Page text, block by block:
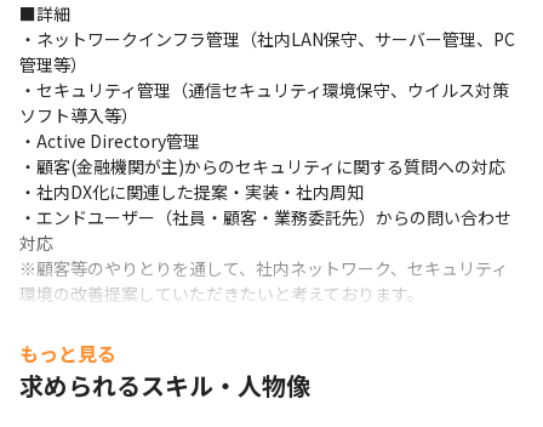
■詳細
・ネットワークインフラ管理（社内LAN保守、サーバー管理、PC
管理等）
・セキュリティ管理（通信セキュリティ環境保守、ウイルス対策
ソフト導入等）
・Active Directory管理
・顧客(金融機関が主)からのセキュリティに関する質問への対応
・社内DX化に関連した提案・実装・社内周知
・エンドユーザー（社員・顧客・業務委託先）からの問い合わせ
対応
※顧客等のやりとりを通して、社内ネットワーク、セキュリティ
環境の改善提案していただきたいと考えております。
・既存環境でスキルを磨く：既存のインフラ環境全体に携わるこ
とができるので、運用業務を通じてクラウド環境やネットワーク
もっと見る
求められるスキル・人物像